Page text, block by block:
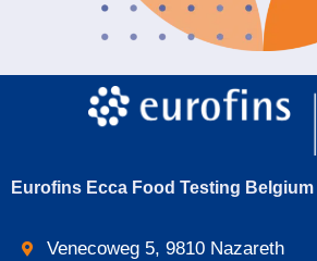
Eurofins Ecca Food Testing Belgium
Venecoweg 5, 9810 Nazareth